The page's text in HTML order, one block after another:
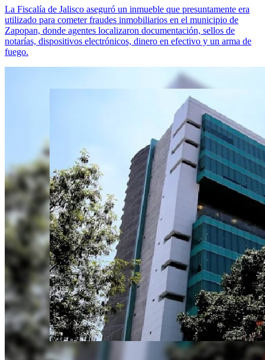
La Fiscalía de Jalisco aseguró un inmueble que presuntamente era
utilizado para cometer fraudes inmobiliarios en el municipio de
Zapopan, donde agentes localizaron documentación, sellos de
notarías, dispositivos electrónicos, dinero en efectivo y un arma de
fuego.